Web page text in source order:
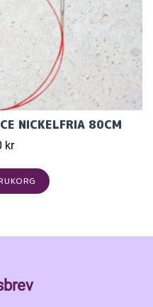
NICKELFRIA 80CM
kr